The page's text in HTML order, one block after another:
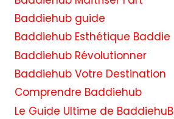
Baddiehub guide
Baddiehub Esthétique Baddie
Baddiehub Révolutionner
Baddiehub Votre Destination
Comprendre Baddiehub
Le Guide Ultime de BaddiehuB